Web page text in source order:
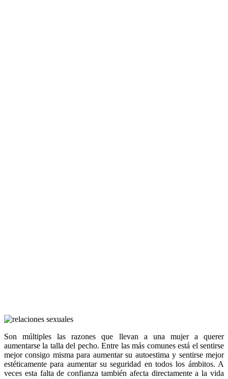
Son múltiples las razones que llevan a una mujer a querer
aumentarse la talla del pecho. Entre las más comunes está el sentirse
mejor consigo misma para aumentar su autoestima y sentirse mejor
estéticamente para aumentar su seguridad en todos los ámbitos. A
veces esta falta de confianza también afecta directamente a la vida